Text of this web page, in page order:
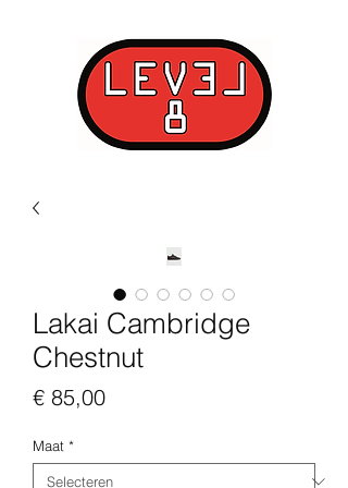
Lakai Cambridge
Chestnut
€ 85,00Prijs
Maat *